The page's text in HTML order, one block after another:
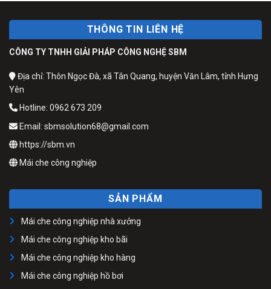
THÔNG TIN LIÊN HỆ
CÔNG TY TNHH GIẢI PHÁP CÔNG NGHỆ SBM
Địa chỉ: Thôn Ngọc Đà, xã Tân Quang, huyện Văn Lâm, tỉnh Hưng
Yên
Hotline: 0962 673 209
Email: sbmsolution68@gmail.com
https://sbm.vn
Mái che công nghiệp
SẢN PHẨM
Mái che công nghiệp nhà xưởng
Mái che công nghiệp kho bãi
Mái che công nghiệp kho hàng
Mái che công nghiệp hồ bơi